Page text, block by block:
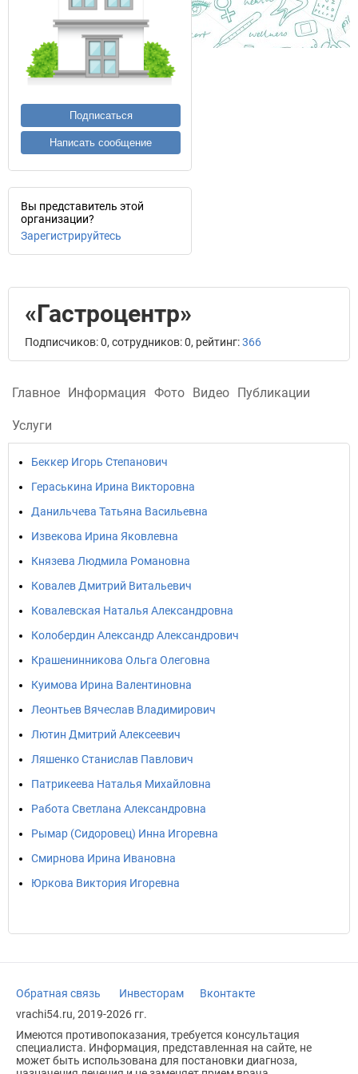
Подписаться
Написать сообщение
Вы представитель этой
организации?
Зарегистрируйтесь
«Гастроцентр»
Подписчиков: 0, сотрудников: 0, рейтинг:366
Главное Информация Фото Видео Публикации
Услуги
Беккер Игорь Степанович
Гераськина Ирина Викторовна
Данильчева Татьяна Васильевна
Извекова Ирина Яковлевна
Князева Людмила Романовна
Ковалев Дмитрий Витальевич
Ковалевская Наталья Александровна
Колобердин Александр Александрович
Крашенинникова Ольга Олеговна
Куимова Ирина Валентиновна
Леонтьев Вячеслав Владимирович
Лютин Дмитрий Алексеевич
Ляшенко Станислав Павлович
Патрикеева Наталья Михайловна
Работа Светлана Александровна
Рымар (Сидоровец) Инна Игоревна
Смирнова Ирина Ивановна
Юркова Виктория Игоревна
Обратная связь Инвесторам
Вконтакте
vrachi54.ru, 2019-2026 гг.
Имеются противопоказания, требуется консультация
специалиста. Информация, представленная на сайте, не
может быть использована для постановки диагноза,